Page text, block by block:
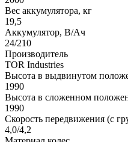
Вес аккумулятора, кг
19,5
Аккумулятор, В/Ач
24/210
Производитель
TOR Industries
Высота в выдвинутом
1990
Высота в сложенном
1990
Скорость передвижения (с
4,0/4,2